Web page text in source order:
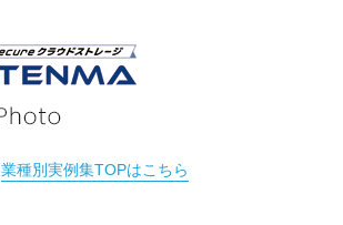
業種別実例集TOPはこちら